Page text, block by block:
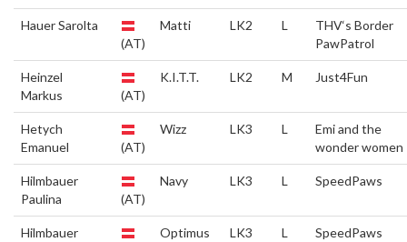
Hauer Sarolta
(AT)
Matti LK2 L
THV‘s Border
PawPatrol
Heinzel
Markus
(AT)
K.I.T.T. LK2 M Just4Fun
Hetych
Emanuel
(AT)
Wizz LK3 L
Emi and the
wonder women
Hilmbauer
Paulina
(AT)
Navy LK3 L SpeedPaws
Hilmbauer
Optimus
LK3 L SpeedPaws